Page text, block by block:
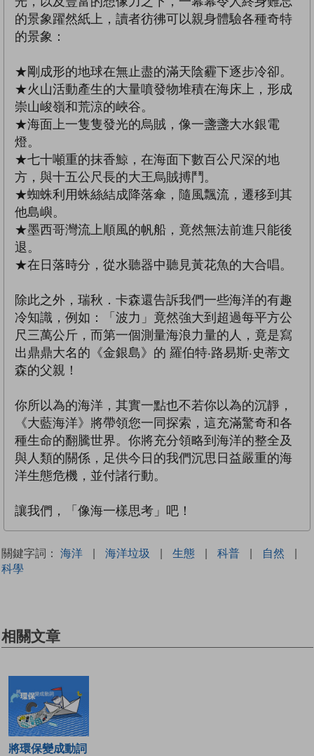
的景象躍然紙上，讀者彷彿可以親身體驗各種奇特
的景象：
★剛成形的地球在無止盡的滿天陰霾下逐步冷卻。
★火山活動產生的大量噴發物堆積在海床上，形成
崇山峻嶺和荒涼的峽谷。
★海面上一隻隻發光的烏賊，像一盞盞大水銀電
燈。
★七十噸重的抹香鯨，在海面下數百公尺深的地
方，與十五公尺長的大王烏賊搏鬥。
★蜘蛛利用蛛絲結成降落傘，隨風飄流，遷移到其
他島嶼。
★墨西哥灣流上順風的帆船，竟然無法前進只能後
退。
★在日落時分，從水聽器中聽見黃花魚的大合唱。
除此之外，瑞秋．卡森還告訴我們一些海洋的有趣
冷知識，例如：「波力」竟然強大到超過每平方公
尺三萬公斤，而第一個測量海浪力量的人，竟是寫
出鼎鼎大名的《金銀島》的 羅伯特‧路易斯‧史蒂文
森的父親！
你所以為的海洋，其實一點也不若你以為的沉靜，
《大藍海洋》將帶領您一同探索，這充滿驚奇和各
種生命的翻騰世界。你將充分領略到海洋的整全及
與人類的關係，足供今日的我們沉思日益嚴重的海
洋生態危機，並付諸行動。
讓我們，「像海一樣思考」吧！
關鍵字詞： 海洋 | 海洋垃圾 | 生態 | 科普 | 自然
|
科學
相關文章
將環保變成動詞